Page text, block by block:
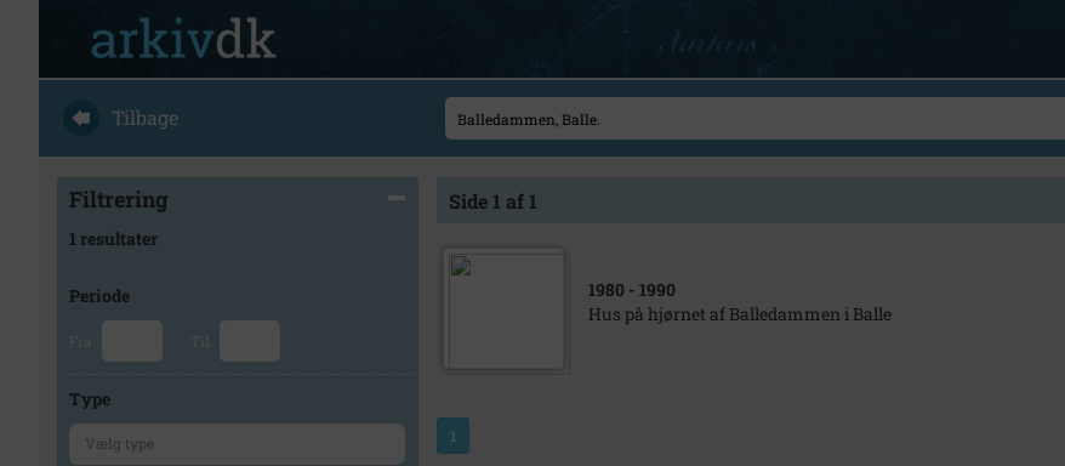
Tilbage
Filtrering
1 resultater
Periode
Fra Til
Type
Side 1 af 1
1980 - 1990
Hus på hjørnet af Balledammen i Balle
1